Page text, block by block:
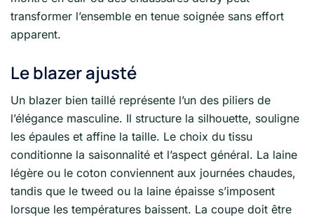
transformer l’ensemble en tenue soignée sans effort
apparent.
Le blazer ajusté
Un blazer bien taillé représente l’un des piliers de
l’élégance masculine. Il structure la silhouette, souligne
les épaules et affine la taille. Le choix du tissu
conditionne la saisonnalité et l’aspect général. La laine
légère ou le coton conviennent aux journées chaudes,
tandis que le tweed ou la laine épaisse s’imposent
lorsque les températures baissent. La coupe doit être